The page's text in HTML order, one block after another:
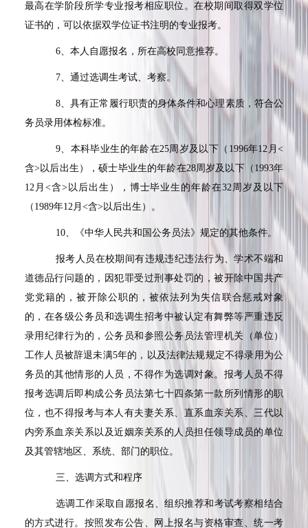
最高在学阶段所学专业报考相应职位。在校期间取得双学位
证书的，可以依据双学位证书注明的专业报考。
6、本人自愿报名，所在高校同意推荐。
7、通过选调生考试、考察。
8、具有正常履行职责的身体条件和心理素质，符合公
务员录用体检标准。
9、本科毕业生的年龄在25周岁及以下（ 1996年12 月<
含>以后出生），硕士毕业生的年龄在28周岁及以下（ 1993年
12 月 <含> 以后出生），博士毕业生的年龄在32周岁及以下
（ 1989年12月 <含>以后出生）。
10、《中华人民共和国公务员法》规定的其他条件。
报考人员在校期间有违规违纪违法行为、学术不端和
道德品行问题的，因犯罪受过刑事处罚的，被开除中国共产
党党籍的，被开除公职的，被依法列为失信联合惩戒对象
的，在各级公务员和选调生招考中被认定有舞弊等严重违反
录用纪律行为的，公务员和参照公务员法管理机关（单位）
工作人员被辞退未满5年的，以及法律法规规定不得录用为公
务员的其他情形的人员，不得作为选调对象。报考人员不得
报考选调后即构成公务员法第七十四条第一款所列情形的职
位，也不得报考与本人有夫妻关系、直系血亲关系、三代以
内旁系血亲关系以及近姻亲关系的人员担任领导成员的单位
及其管辖地区、系统、部门的职位。
三、选调方式和程序
选调工作采取自愿报名、组织推荐和考试考察相结合
的方式进行。按照发布公告、网上报名与资格审查、统一考